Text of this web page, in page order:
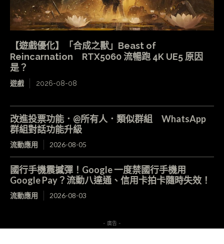
【遊戲優化】「合成之獸」Beast of
Reincarnation RTX5060 流暢跑 4K UE5 原因
是？
遊戲 2026-08-08
改進投票功能．@所有人．類似群組 WhatsApp
群組對話功能升級
流動應用 2026-08-05
國行手機震撼彈！Google 一度禁國行手機用
Google Pay？流動八達通、信用卡拍卡隨時失效！
流動應用 2026-08-03
- 廣告 -